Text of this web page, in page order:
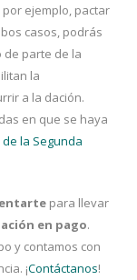
por ejemplo, pactar
casos, podrás
parte de la
la
a la dación.
en que se haya
de la Segunda
para llevar
en pago.
y contamos con
¡Contáctanos!